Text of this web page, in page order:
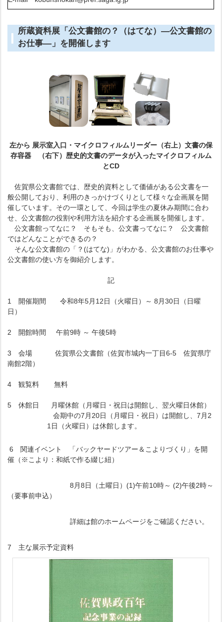
所蔵資料展「公文書館の？（はてな）―公文書館の
お仕事―」を開催します
左から 展示室入口・マイクロフィルムリーダー（右上）文書の保
存容器 （右下）歴史的文書のデータが入ったマイクロフィルム
とCD
佐賀県公文書館では、歴史的資料として価値がある公文書を一
般公開しており、利用のきっかけづくりとして様々な企画展を開
催しています。その一環として、今回は学生の夏休み期間に合わ
せ、公文書館の役割や利用方法を紹介する企画展を開催します。
公文書館ってなに？ そもそも、公文書ってなに？ 公文書館
ではどんなことができるの？
そんな公文書館の「？(はてな)」がわかる、公文書館のお仕事や
公文書館の使い方を御紹介します。
記
1 開催期間 令和8年5月12日（火曜日）～ 8月30日（日曜
日）
2 開館時間 午前9時 ～ 午後5時
3 会場 佐賀県公文書館（佐賀市城内一丁目6-5 佐賀県庁
南館2階）
4 観覧料 無料
5 休館日 月曜休館（月曜日・祝日は開館し、翌火曜日休館）
会期中の7月20日（月曜日・祝日）は開館し、7月2
1日（火曜日）は休館します。
6 関連イベント 「バックヤードツアー＆こよりづくり」を開
催（※こより：和紙で作る綴じ紐）
8月8日（土曜日）(1)午前10時～ (2)午後2時～
（要事前申込）
詳細は館のホームページをご確認ください。
7 主な展示予定資料